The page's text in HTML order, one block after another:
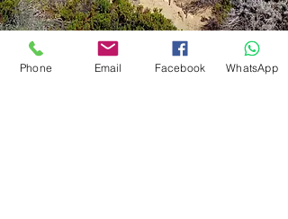
Phone Email Facebook WhatsApp